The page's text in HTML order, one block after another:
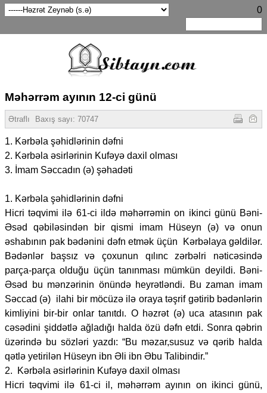
0
Məhərrəm ayının 12-ci günü
Ətraflı Baxış sayı: 70747
1. Kərbəla şəhidlərinin dəfni
2. Kərbəla əsirlərinin Kufəyə daxil olması
3. İmam Səccadın (ə) şəhadəti
1. Kərbəla şəhidlərinin dəfni
Hicri təqvimi ilə 61-ci ildə məhərrəmin on ikinci günü Bəni-
Əsəd qəbiləsindən bir qismi imam Hüseyn (ə) və onun
əshabının pak bədənini dəfn etmək üçün Kərbəlaya gəldilər.
Bədənlər başsız və çoxunun qılınc zərbəlri nəticəsində
parça-parça olduğu üçün tanınması mümkün deyildi. Bəni-
Əsəd bu mənzərinin önündə heyrətləndi. Bu zaman imam
Səccad (ə) ilahi bir möcüzə ilə oraya təşrif gətirib bədənlərin
kimliyini bir-bir onlar tanıtdı. O həzrət (ə) uca atasının pak
cəsədini şiddətlə ağladığı halda özü dəfn etdi. Sonra qəbrin
üzərində bu sözləri yazdı: “Bu məzar,susuz və qərib halda
qətlə yetirilən Hüseyn ibn Əli ibn Əbu Talibindir.”
2. Kərbəla əsirlərinin Kufəyə daxil olması
Hicri təqvimi ilə 61-ci il, məhərrəm ayının on ikinci günü,